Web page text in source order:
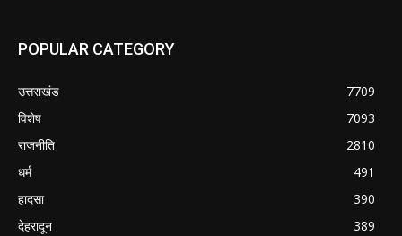
POPULAR CATEGORY
उत्तराखंड
7709
विशेष
7093
राजनीति
2810
धर्म
491
हादसा
390
देहरादून
389